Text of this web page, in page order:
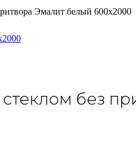
Эмалит белый 600х2000
без